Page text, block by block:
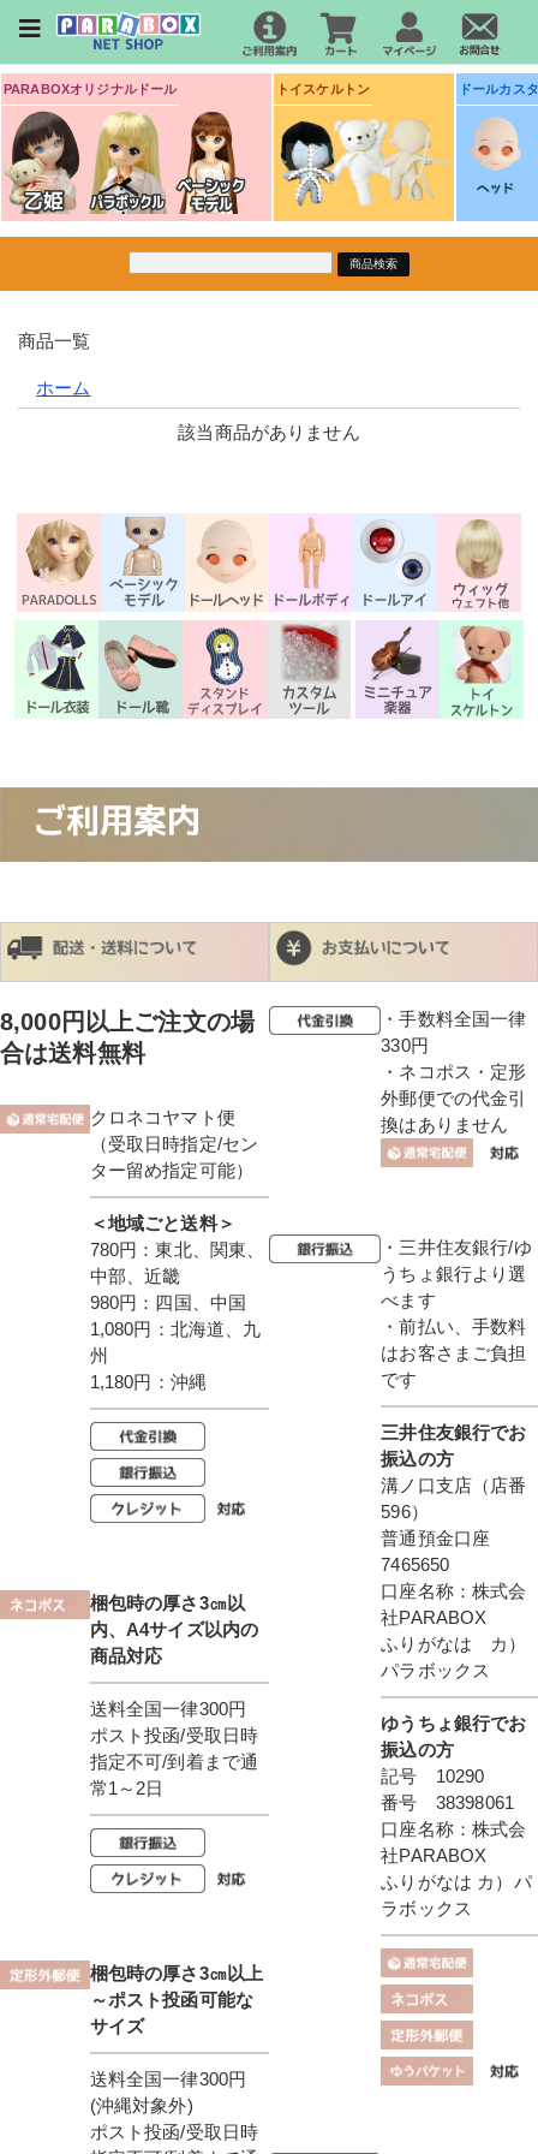
PARABOXオリジナルドール トイスケルトン ドールカス
商品一覧
ホーム
該当商品がありません
8,000円以上ご注文の場
合は送料無料
クロネコヤマト便
（受取日時指定/セン
ター留め指定可能）
＜地域ごと送料＞
780円：東北、関東、
中部、近畿
980円：四国、中国
1,080円：北海道、九
州
1,180円：沖縄
梱包時の厚さ3㎝以
内、A4サイズ以内の
商品対応
送料全国一律300円
ポスト投函/受取日時
指定不可/到着まで通
常1～2日
梱包時の厚さ3㎝以上
～ポスト投函可能な
サイズ
送料全国一律300円
(沖縄対象外)
ポスト投函/受取日時
・手数料全国一律
330円
・ネコポス・定形
外郵便での代金引
換はありません
・三井住友銀行/ゆ
うちょ銀行より選
べます
・前払い、手数料
はお客さまご負担
です
三井住友銀行でお
振込の方
溝ノ口支店（店番
596）
普通預金口座
7465650
口座名称：株式会
社PARABOX
ふりがなは カ）
パラボックス
ゆうちょ銀行でお
振込の方
記号 10290
番号 38398061
口座名称：株式会
社PARABOX
ふりがなは カ）パ
ラボックス